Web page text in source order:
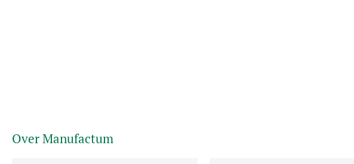
Over Manufactum